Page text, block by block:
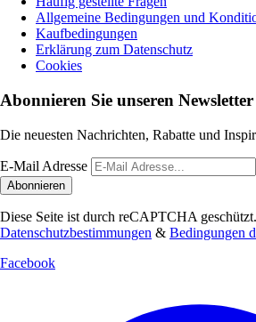
Allgemeine Bedingungen und
Kaufbedingungen
Erklärung zum Datenschutz
Cookies
Abonnieren Sie unseren Newsletter
Die neuesten Nachrichten, Rabatte und
E-Mail Adresse
Abonnieren
Diese Seite ist durch reCAPTCHA geschützt.
Datenschutzbestimmungen & Bedingungen
Facebook